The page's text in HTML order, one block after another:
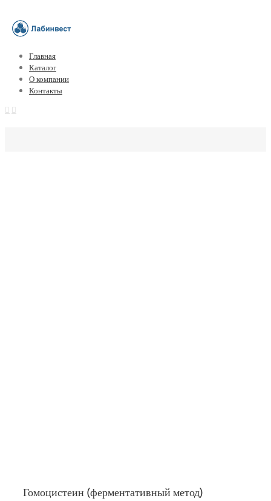
Главная
Каталог
О компании
Контакты
Гомоцистеин (ферментативный метод)